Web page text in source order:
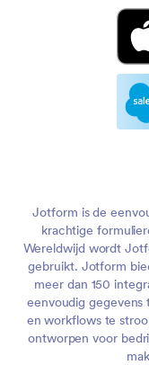
Jotform is de
krachtige
Wereldwijd wordt
gebruikt. Jotform
meer dan 150
eenvoudig
en workflows te
ontworpen voor